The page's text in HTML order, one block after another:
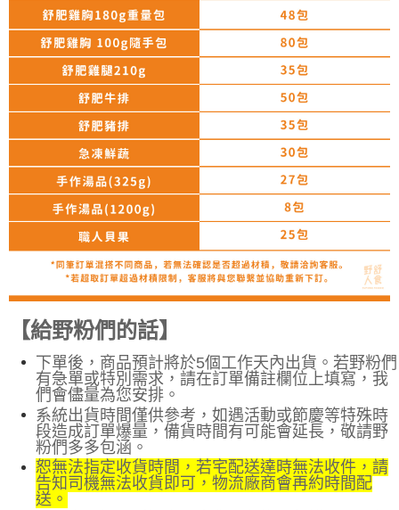
【給野粉們的話】
下單後，商品預計將於5個工作天內出貨。若野粉們
有急單或特別需求，請在訂單備註欄位上填寫，我
們會儘量為您安排 。
系統出貨時間僅供參考，如遇活動或節慶等特殊時
段造成訂單爆量，備貨時間有可能會延長，敬請野
粉們多多包涵。
恕無法指定收貨時間，若宅配送達時無法收件，請
告知司機無法收貨即可，物流廠商會再約時間配
送。